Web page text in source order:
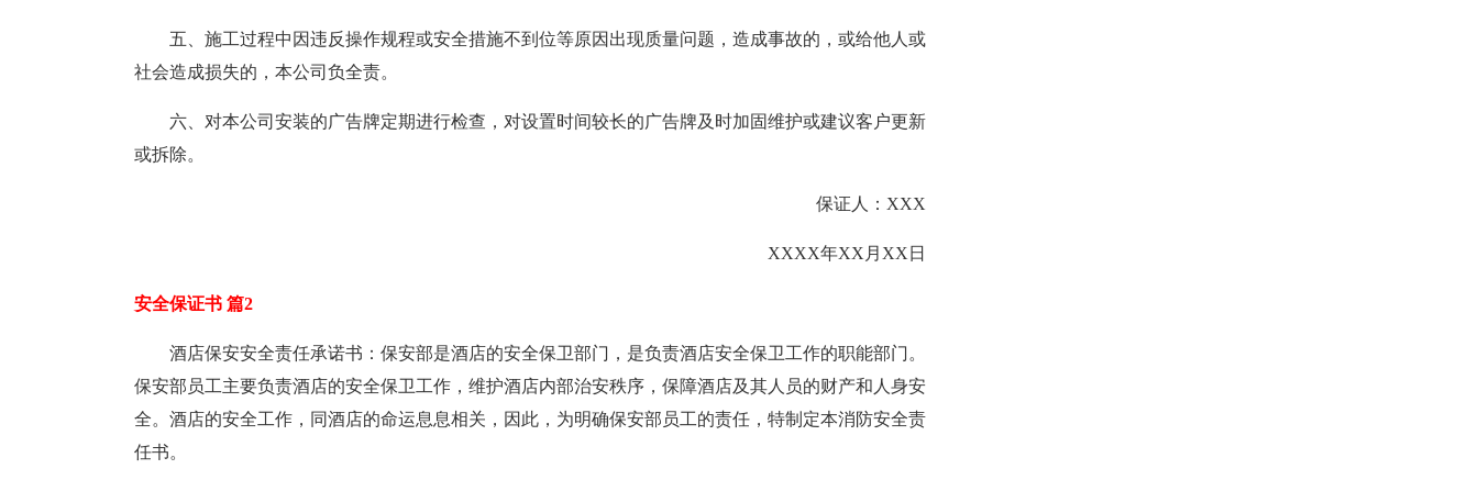
五、施工过程中因违反操作规程或安全措施不到位等原因出现质量问题，造成事故的，或给他人或
社会造成损失的，本公司负全责。
六、对本公司安装的广告牌定期进行检查，对设置时间较长的广告牌及时加固维护或建议客户更新
或拆除。
保证人：XXX
XXXX年XX月XX日
安全保证书 篇2
酒店保安安全责任承诺书：保安部是酒店的安全保卫部门，是负责酒店安全保卫工作的职能部门。
保安部员工主要负责酒店的安全保卫工作，维护酒店内部治安秩序，保障酒店及其人员的财产和人身安
全。酒店的安全工作，同酒店的命运息息相关，因此，为明确保安部员工的责任，特制定本消防安全责
任书。